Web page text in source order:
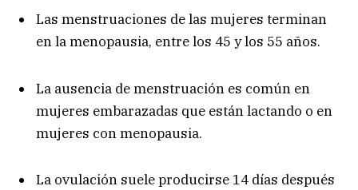
Las menstruaciones de las mujeres terminan
en la menopausia, entre los 45 y los 55 años.
La ausencia de menstruación es común en
mujeres embarazadas que están lactando o en
mujeres con menopausia.
La ovulación suele producirse 14 días después